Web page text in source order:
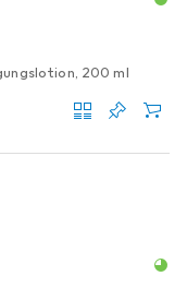
200 ml